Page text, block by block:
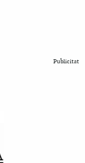
Publicitat